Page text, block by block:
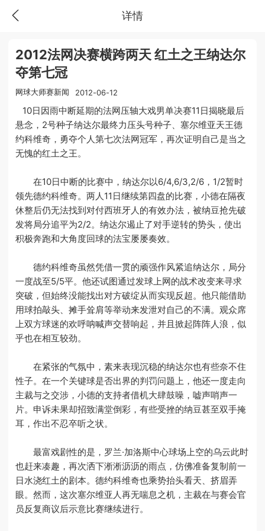
详情
2012法网决赛横跨两天 红土之王纳达尔
夺第七冠
网球大师赛新闻 2012-06-12
10日因雨中断延期的法网压轴大戏男单决赛11日揭晓最后
悬念，2号种子纳达尔最终力压头号种子、塞尔维亚天王德
约科维奇，勇夺个人第七次法网冠军，再次证明自己是当之
无愧的红土之王。
在10日中断的比赛中，纳达尔以6/4,6/3,2/6，1/2暂时
领先德约科维奇。两人11日继续第四盘的比赛，小德在隔夜
休整后仍无法找到对付西班牙人的有效办法，被纳豆抢先破
发将局分追平为2/2。纳达尔遏止了对手逆转的势头，使出
积极奔跑和大角度回球的法宝屡屡奏效。
德约科维奇虽然凭借一贯的顽强作风紧追纳达尔，局分
一度战至5/5平。他还试图通过发球上网的战术改变来寻求
突破，但始终没能找出对方破绽从而实现反超。他只能借助
用球拍敲头、摊手耸肩等举动来发泄对自己的不满。观众席
上双方球迷的欢呼呐喊声交替响起，并且掀起阵阵人浪，似
乎也在相互较劲。
在紧张的气氛中，素来表现沉稳的纳达尔也有些奈不住
性子。在一个关键球是否出界的判罚问题上，他还一度走向
主裁与之交涉，小德的支持者借机大肆鼓噪，嘘声哨声一
片。申诉未果却招致满堂倒彩，有些受挫的纳豆甚至双手掩
耳，作出不忍卒听之状。
最富戏剧性的是，罗兰·加洛斯中心球场上空的乌云此时
也赶来凑趣，再次洒下淅淅沥沥的雨点，仿佛准备复制前一
日水浇红土的剧本。德约科维奇也乘势抬头看天、挤眉弄
眼。然而，这次塞尔维亚人再无喘息之机，主裁在与赛会官
员反复商议后示意比赛继续进行。